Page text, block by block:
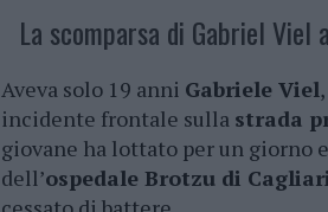
La scomparsa di Gabriel Viel
Aveva solo 19 anni Gabriele Viel
incidente frontale sulla strada
giovane ha lottato per un giorno
dell’ospedale Brotzu di